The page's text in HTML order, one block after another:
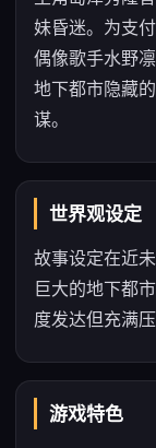
妹昏迷。为支
偶像歌手水野
地下都市隐藏
谋。
世界观设定
故事设定在近
巨大的地下都
度发达但充满
游戏特色